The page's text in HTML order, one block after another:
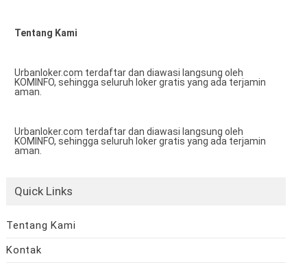
Tentang Kami
Urbanloker.com terdaftar dan diawasi langsung oleh
KOMINFO, sehingga seluruh loker gratis yang ada terjamin
aman.
Urbanloker.com terdaftar dan diawasi langsung oleh
KOMINFO, sehingga seluruh loker gratis yang ada terjamin
aman.
Quick Links
Tentang Kami
Kontak